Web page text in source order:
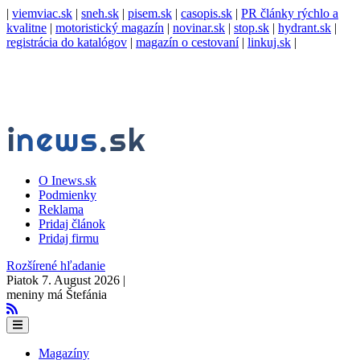
| viemviac.sk | sneh.sk | pisem.sk | casopis.sk | PR články rýchlo a
kvalitne | motoristický magazín | novinar.sk | stop.sk | hydrant.sk |
registrácia do katalógov | magazín o cestovaní| linkuj.sk |
O Inews.sk
Podmienky
Reklama
Pridaj článok
Pridaj firmu
Rozšírené hľadanie
Piatok 7. August 2026 |
meniny má Štefánia
Magazíny